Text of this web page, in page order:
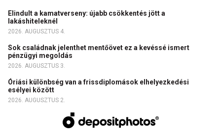
Elindult a kamatverseny: újabb csökkentés jött a
lakáshiteleknél
2026. AUGUSZTUS 4.
Sok családnak jelenthet mentőövet ez a kevéssé ismert
pénzügyi megoldás
2026. AUGUSZTUS 3.
Óriási különbség van a frissdiplomások elhelyezkedési
esélyei között
2026. AUGUSZTUS 2.